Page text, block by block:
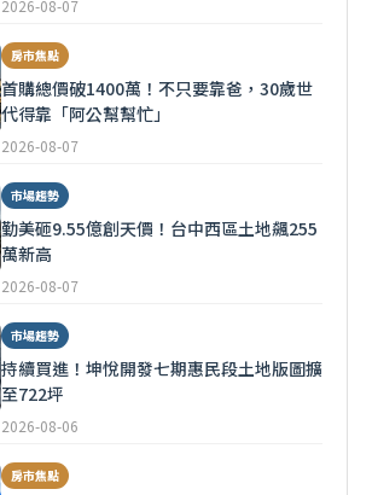
2026-08-07
房市焦點
首購總價破1400萬！不只要靠爸，30歲世
代得靠「阿公幫幫忙」
2026-08-07
市場趨勢
勤美砸9.55億創天價！台中西區土地飆255
萬新高
2026-08-07
市場趨勢
持續買進！坤悅開發七期惠民段土地版圖擴
至722坪
2026-08-06
房市焦點